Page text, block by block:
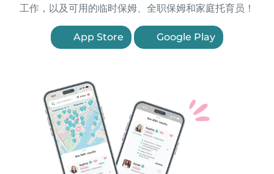
工作，以及可用的临时保姆、全职保姆和家庭托育员！
App Store Google Play